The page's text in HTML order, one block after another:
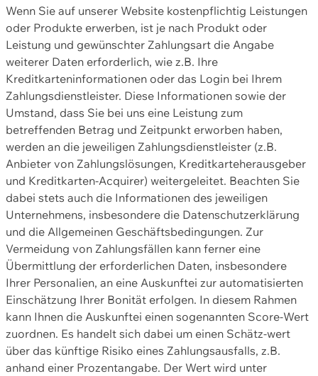
Wenn Sie auf unserer Website kostenpflichtig Leistungen
oder Produkte erwerben, ist je nach Produkt oder
Leistung und gewünschter Zahlungsart die Angabe
weiterer Daten erforderlich, wie z.B. Ihre
Kreditkarteninformationen oder das Login bei Ihrem
Zahlungsdienstleister. Diese Informationen sowie der
Umstand, dass Sie bei uns eine Leistung zum
betreffenden Betrag und Zeitpunkt erworben haben,
werden an die jeweiligen Zahlungsdienstleister (z.B.
Anbieter von Zahlungslösungen, Kreditkarteherausgeber
und Kreditkarten-Acquirer) weitergeleitet. Beachten Sie
dabei stets auch die Informationen des jeweiligen
Unternehmens, insbesondere die Datenschutzerklärung
und die Allgemeinen Geschäftsbedingungen. Zur
Vermeidung von Zahlungsfällen kann ferner eine
Übermittlung der erforderlichen Daten, insbesondere
Ihrer Personalien, an eine Auskunftei zur automatisierten
Einschätzung Ihrer Bonität erfolgen. In diesem Rahmen
kann Ihnen die Auskunftei einen sogenannten Score-Wert
zuordnen. Es handelt sich dabei um einen Schätz-wert
über das künftige Risiko eines Zahlungsausfalls, z.B.
anhand einer Prozentangabe. Der Wert wird unter